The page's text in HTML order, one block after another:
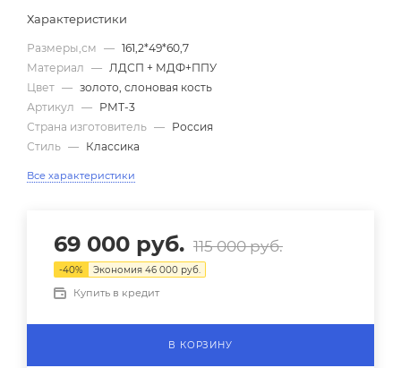
Характеристики
Размеры,см — 161,2*49*60,7
Материал — ЛДСП + МДФ+ППУ
Цвет — золото, слоновая кость
Артикул — РМТ-3
Страна изготовитель — Россия
Стиль — Классика
Все характеристики
69 000 руб. 115 000руб.
-40% Экономия 46 000 руб.
Купить в кредит
В КОРЗИНУ